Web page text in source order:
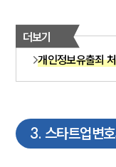
더보기
개인정보유출죄
3. 스타트업변